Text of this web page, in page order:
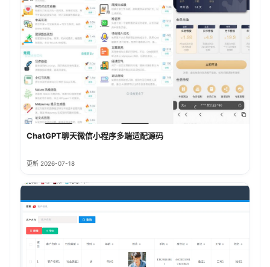
ChatGPT聊天微信小程序多端适配源码
更新 2026-07-18